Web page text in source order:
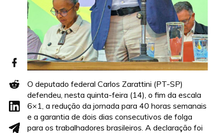
O deputado federal Carlos Zarattini (PT-SP)
defendeu, nesta quinta-feira (14), o fim da escala
6×1, a redução da jornada para 40 horas semanais
e a garantia de dois dias consecutivos de folga
para os trabalhadores brasileiros. A declaração foi